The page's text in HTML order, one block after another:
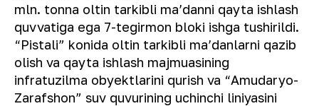
mln. tonna oltin tarkibli ma’danni qayta ishlash
quvvatiga ega 7-tegirmon bloki ishga tushirildi.
“Pistali” konida oltin tarkibli ma’danlarni qazib
olish va qayta ishlash majmuasining
infratuzilma obyektlarini qurish va “Amudaryo-
Zarafshon” suv quvurining uchinchi liniyasini